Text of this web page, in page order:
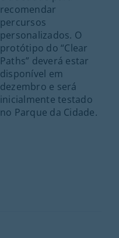
recomendar
percursos
personalizados. O
protótipo do “Clear
Paths” deverá estar
disponível em
dezembro e será
inicialmente testado
no Parque da Cidade.